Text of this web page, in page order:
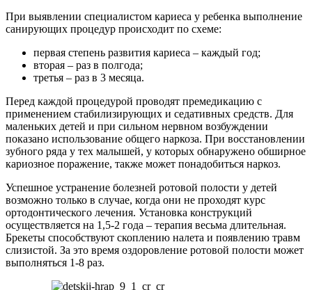
При выявлении специалистом кариеса у ребенка выполнение
санирующих процедур происходит по схеме:
первая степень развития кариеса – каждый год;
вторая – раз в полгода;
третья – раз в 3 месяца.
Перед каждой процедурой проводят премедикацию с
применением стабилизирующих и седативных средств. Для
маленьких детей и при сильном нервном возбуждении
показано использование общего наркоза. При восстановлении
зубного ряда у тех малышей, у которых обнаружено обширное
кариозное поражение, также может понадобиться наркоз.
Успешное устранение болезней ротовой полости у детей
возможно только в случае, когда они не проходят курс
ортодонтического лечения. Установка конструкций
осуществляется на 1,5-2 года – терапия весьма длительная.
Брекеты способствуют скоплению налета и появлению травм
слизистой. За это время оздоровление ротовой полости может
выполняться 1-8 раз.